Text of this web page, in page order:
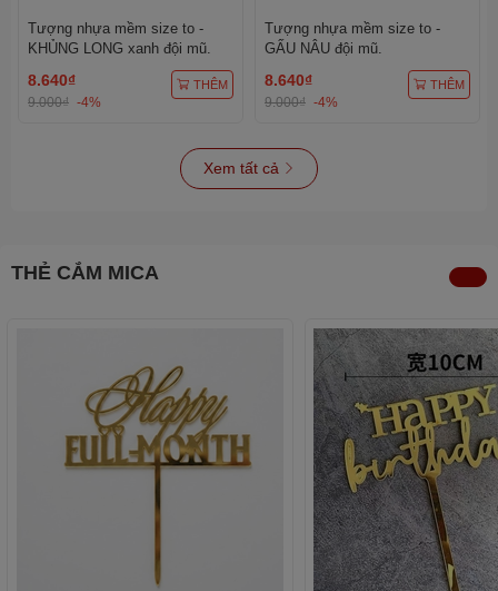
Tượng nhựa mềm size to -
KHỦNG LONG xanh đội mũ.
8.640₫
9.000₫ -4%
THÊM
Tượng nhựa mềm size to -
GẤU NÂU đội mũ.
8.640₫
9.000₫ -4%
THÊM
Xem tất cả
THẺ CẮM MICA